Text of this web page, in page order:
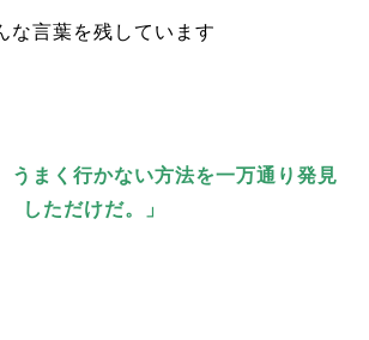
な言葉を残しています
うまく行かない方法を一万通り発見
しただけだ。」